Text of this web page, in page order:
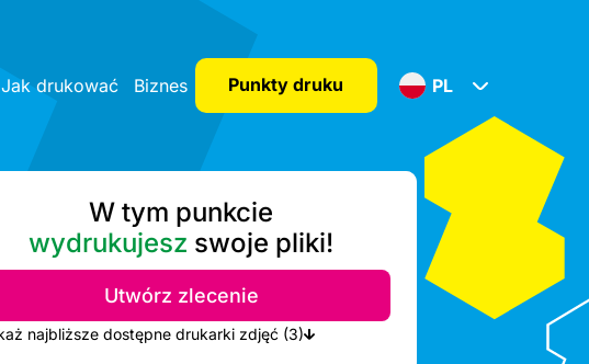
Jak drukować Biznes Punkty druku PL
W tym punkcie
wydrukujesz swoje pliki!
Utwórz zlecenie
Pokaż najbliższe dostępne drukarki zdjęć (3)